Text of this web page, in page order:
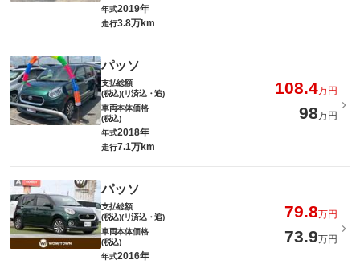
年式2019年
走行3.8万km
パッソ
支払総額
(税込)(リ済込・追)
108.4万円
車両本体価格
(税込)
98万円
年式2018年
走行7.1万km
パッソ
支払総額
(税込)(リ済込・追)
79.8万円
車両本体価格
(税込)
73.9万円
年式2016年